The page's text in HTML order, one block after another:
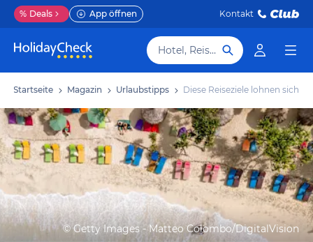
% Deals App öffnen Kontakt
Hotel, Reiseziel
Startseite Magazin Urlaubstipps Diese Reiseziele lohnen sich
©Getty Images - Matteo Colombo/DigitalVision